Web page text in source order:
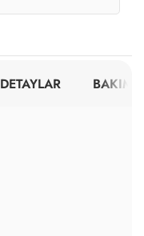
DETAYLAR BAKIM